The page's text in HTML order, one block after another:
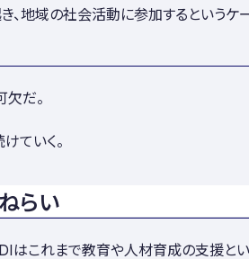
地域の社会活動に参加するというケ
だ。
ていく。
らい
これまで教育や人材育成の支援と